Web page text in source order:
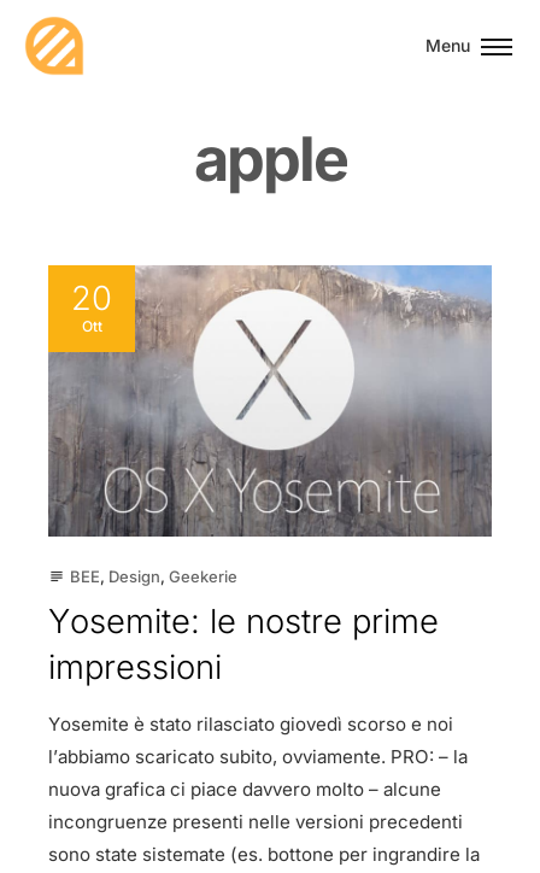
Menu
apple
20
Ott
subject BEE, Design, Geekerie
Yosemite: le nostre prime
impressioni
Yosemite è stato rilasciato giovedì scorso e noi
l’abbiamo scaricato subito, ovviamente. PRO: – la
nuova grafica ci piace davvero molto – alcune
incongruenze presenti nelle versioni precedenti
sono state sistemate (es. bottone per ingrandire la